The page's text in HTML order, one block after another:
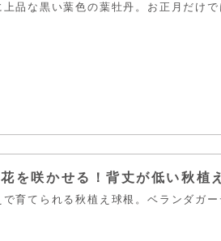
上品な黒い葉色の葉牡丹。お正月だけ
を咲かせる！背丈が低い秋植
育てられる秋植え球根。ベランダガ